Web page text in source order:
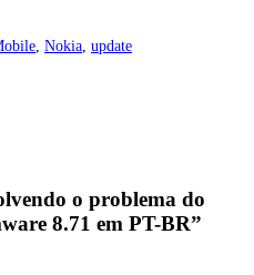
Nokia update
o problema do
8.71 em PT-BR”